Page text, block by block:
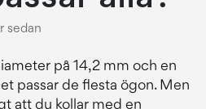
sedan
på 14,2 mm och en
passar de flesta ögon. Men
att du kollar med en